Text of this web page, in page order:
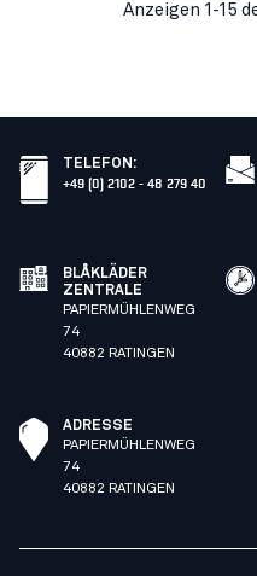
Anzeigen 1-15
TELEFON :
+49 (0) 2102 - 48 279 40
BLÅKLÄDER
ZENTRALE
PAPIERMÜHLENWEG
74
40882 RATINGEN
ADRESSE
PAPIERMÜHLENWEG
74
40882 RATINGEN